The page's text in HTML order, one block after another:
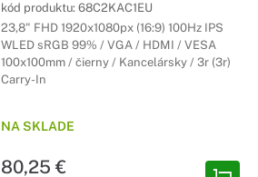
kód produktu: 68C2KAC1EU
23,8" FHD 1920x1080px (16:9) 100Hz IPS
WLED sRGB 99% / VGA / HDMI / VESA
100x100mm / čierny / Kancelársky / 3r (3r)
Carry-In
NA SKLADE
80,25 €